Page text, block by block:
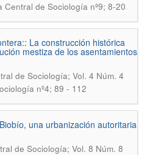
Central de Sociología nº9; 8-20
La construcción histórica
mestiza de los asentamientos
de Sociología; Vol. 4 Núm. 4
nº4; 89 - 112
una urbanización autoritaria
de Sociología; Vol. 8 Núm. 8